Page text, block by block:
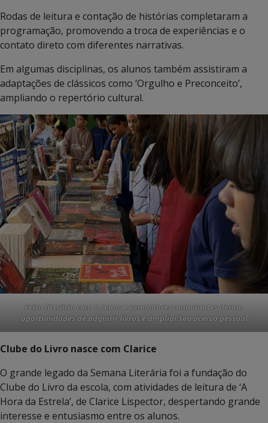
Rodas de leitura e contação de histórias completaram a
programação, promovendo a troca de experiências e o
contato direto com diferentes narrativas.
Em algumas disciplinas, os alunos também assistiram a
adaptações de clássicos como ‘Orgulho e Preconceito’,
ampliando o repertório cultural.
Feira literária com a sebos e vendedores ambulantes deram
oportunidades de adquirir livros e ampliar seu acervo pessoal
Clube do Livro nasce com Clarice
O grande legado da Semana Literária foi a fundação do
Clube do Livro da escola, com atividades de leitura de ‘A
Hora da Estrela’, de Clarice Lispector, despertando grande
interesse e entusiasmo entre os alunos.